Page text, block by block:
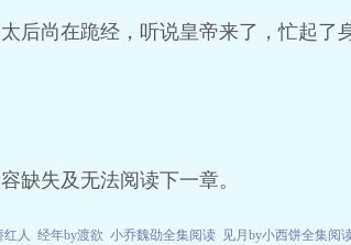
后尚在跪经，听说皇帝来了，忙起了
缺失及无法阅读下一章。
红人 经年by渡欲 小乔魏劭全集阅读 见月by小西饼全集阅